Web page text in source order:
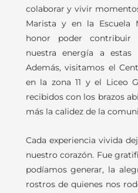
colaborar y vivir
Marista y en la Escuela
honor poder
nuestra energía a estas
Además, visitamos el
en la zona 11 y el Liceo
recibidos con los brazos
más la calidez de la
Cada experiencia vivida
nuestro corazón. Fue
podíamos generar, la
rostros de quienes nos